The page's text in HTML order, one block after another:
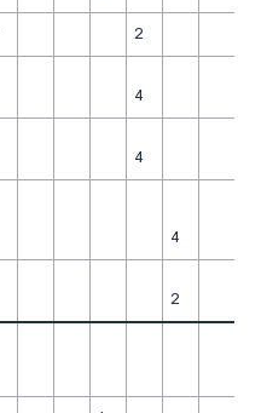
2
4
4
4
2